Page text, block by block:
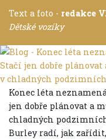
Text a foto - redakce
Dětské vozíky
Konec léta
jen dobře plánovat a
chladných
Burley radí, jak